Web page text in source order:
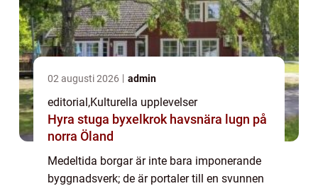
02 augusti 2026 admin
editorial,Kulturella upplevelser
Hyra stuga byxelkrok havsnära lugn på
norra Öland
Medeltida borgar är inte bara imponerande
byggnadsverk; de är portaler till en svunnen